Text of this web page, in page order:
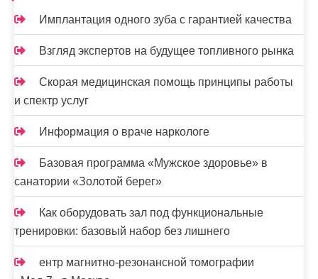
а
п
и
с
я
м
Имплантация одного зуба с гарантией качества
Взгляд экспертов на будущее топливного рынка
Скорая медицинская помощь принципы работы
и спектр услуг
Информация о враче наркологе
Базовая программа «Мужское здоровье» в
санатории «Золотой берег»
Как оборудовать зал под функциональные
тренировки: базовый набор без лишнего
ентр магнитно-резонансной томографии